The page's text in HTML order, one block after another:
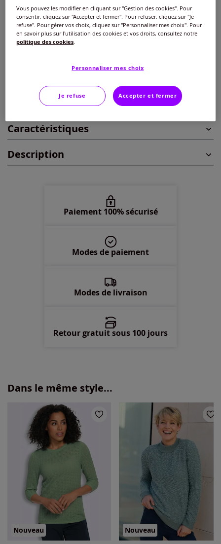
Taille :
Veuillez sélectionner une taille
40 -En stock
En stock
46 -En stock
48 -En stock
Disponible dans 4 semaines
Ajouter au panier
Caractéristiques
Description
Paiement 100% sécurisé
Modes de paiement
Modes de livraison
Retour gratuit sous 100 jours
Dans le même style...
Nouveau Nouveau
Vous pouvez les modifier en cliquant sur "Gestion des cookies". Pour
consentir, cliquez sur "Accepter et fermer". Pour refuser, cliquez sur "Je
refuse". Pour gérer vos choix, cliquez sur "Personnaliser mes choix". Pour
en savoir plus sur l'utilisation des cookies et vos droits, consultez notre
politique des cookies.
Personnaliser mes choix
Je refuse Accepter et fermer